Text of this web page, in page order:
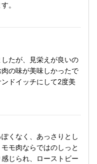
。
たが、見栄えが良いの
の味が美味しかったで
ドイッチにして2度美
くなく、あっさりとし
モ肉ならではのしっと
じられ、ローストビー